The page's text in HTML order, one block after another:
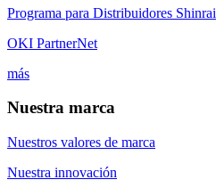
Programa para Distribuidores Shinrai
OKI PartnerNet
más
Nuestra marca
Nuestros valores de marca
Nuestra innovación